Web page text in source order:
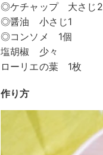
◎ケチャップ 大さじ2
◎醤油 小さじ1
◎コンソメ 1個
塩胡椒 少々
ローリエの葉 1枚
作り方